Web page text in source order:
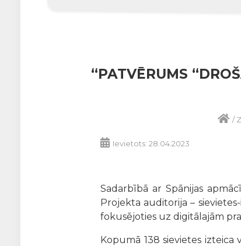
“PATVĒRUMS
/
Ievietots: 28.04.2023
Sadarbībā ar Spānijas
Projekta auditorija –
fokusējoties uz digitālajām
Kopumā 138 sievietes